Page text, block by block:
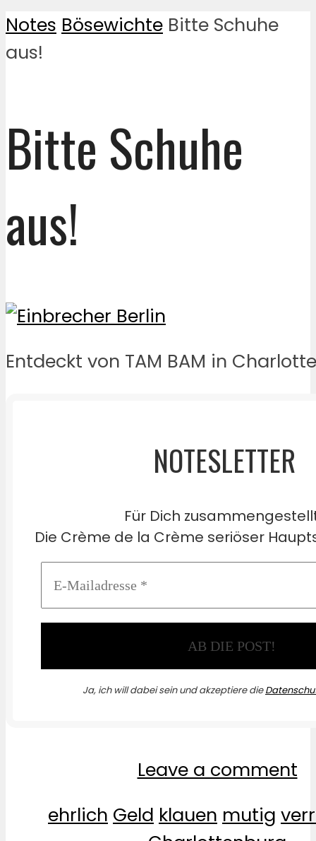
Notes Bösewichte Bitte Schuhe
aus!
Bitte Schuhe
aus!
Entdeckt von TAM BAM in
NOTESLETTER
Für Dich
Die Crème de la Crème seriöser
Ja, ich will dabei sein und akzeptiere die
Leave a comment
ehrlich Geld klauen mutig